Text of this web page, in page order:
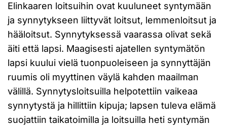
Elinkaaren loitsuihin ovat kuuluneet syntymään
ja synnytykseen liittyvät loitsut, lemmenloitsut ja
hääloitsut. Synnytyksessä vaarassa olivat sekä
äiti että lapsi. Maagisesti ajatellen syntymätön
lapsi kuului vielä tuonpuoleiseen ja synnyttäjän
ruumis oli myyttinen väylä kahden maailman
välillä. Synnytysloitsuilla helpotettiin vaikeaa
synnytystä ja hillittiin kipuja; lapsen tuleva elämä
suojattiin taikatoimilla ja loitsuilla heti syntymän